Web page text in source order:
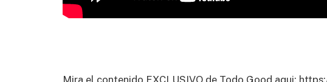
Mira el contenido EXCLUSIVO de Todo Good aqui: